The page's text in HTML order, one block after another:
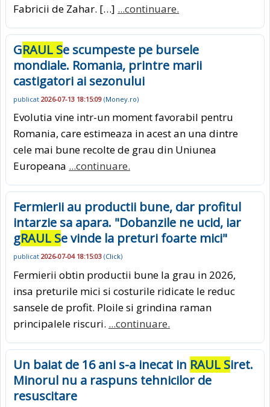
Fabricii de Zahar. […] ...continuare.
GRAUL Se scumpeste pe bursele
mondiale. Romania, printre marii
castigatori ai sezonului
publicat 2026-07-13 18:15:09 (Money.ro)
Evolutia vine intr-un moment favorabil pentru
Romania, care estimeaza in acest an una dintre
cele mai bune recolte de grau din Uniunea
Europeana ...continuare.
Fermierii au productii bune, dar profitul
intarzie sa apara. "Dobanzile ne ucid, iar
gRAUL Se vinde la preturi foarte mici"
publicat 2026-07-04 18:15:03 (Click)
Fermierii obtin productii bune la grau in 2026,
insa preturile mici si costurile ridicate le reduc
sansele de profit. Ploile si grindina raman
principalele riscuri. ...continuare.
Un baiat de 16 ani s-a inecat in RAUL Siret.
Minorul nu a raspuns tehnicilor de
resuscitare